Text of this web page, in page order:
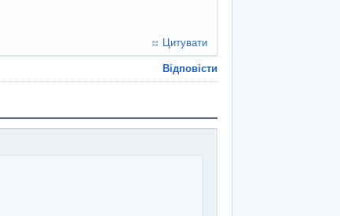
Цитувати
Відповісти